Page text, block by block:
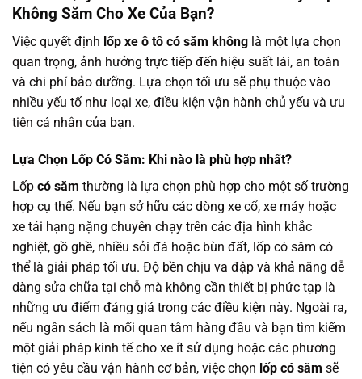
Không Săm Cho Xe Của Bạn?
Việc quyết định lốp xe ô tô có săm không là một lựa chọn
quan trọng, ảnh hưởng trực tiếp đến hiệu suất lái, an toàn
và chi phí bảo dưỡng. Lựa chọn tối ưu sẽ phụ thuộc vào
nhiều yếu tố như loại xe, điều kiện vận hành chủ yếu và ưu
tiên cá nhân của bạn.
Lựa Chọn Lốp Có Săm: Khi nào là phù hợp nhất?
Lốp có săm thường là lựa chọn phù hợp cho một số trường
hợp cụ thể. Nếu bạn sở hữu các dòng xe cổ, xe máy hoặc
xe tải hạng nặng chuyên chạy trên các địa hình khắc
nghiệt, gồ ghề, nhiều sỏi đá hoặc bùn đất, lốp có săm có
thể là giải pháp tối ưu. Độ bền chịu va đập và khả năng dễ
dàng sửa chữa tại chỗ mà không cần thiết bị phức tạp là
những ưu điểm đáng giá trong các điều kiện này. Ngoài ra,
nếu ngân sách là mối quan tâm hàng đầu và bạn tìm kiếm
một giải pháp kinh tế cho xe ít sử dụng hoặc các phương
tiện có yêu cầu vận hành cơ bản, việc chọn lốp có săm sẽ